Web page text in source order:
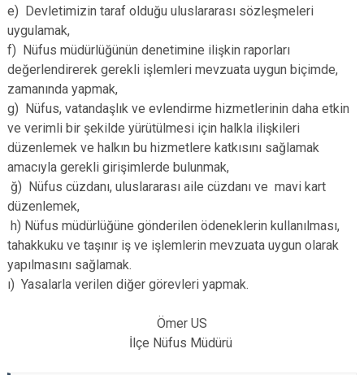
e) Devletimizin taraf olduğu uluslararası sözleşmeleri
uygulamak,
f) Nüfus müdürlüğünün denetimine ilişkin raporları
değerlendirerek gerekli işlemleri mevzuata uygun biçimde,
zamanında yapmak,
g) Nüfus, vatandaşlık ve evlendirme hizmetlerinin daha etkin
ve verimli bir şekilde yürütülmesi için halkla ilişkileri
düzenlemek ve halkın bu hizmetlere katkısını sağlamak
amacıyla gerekli girişimlerde bulunmak,
ğ) Nüfus cüzdanı, uluslararası aile cüzdanı ve mavi kart
düzenlemek,
h) Nüfus müdürlüğüne gönderilen ödeneklerin kullanılması,
tahakkuku ve taşınır iş ve işlemlerin mevzuata uygun olarak
yapılmasını sağlamak.
ı) Yasalarla verilen diğer görevleri yapmak.
Ömer US
İlçe Nüfus Müdürü